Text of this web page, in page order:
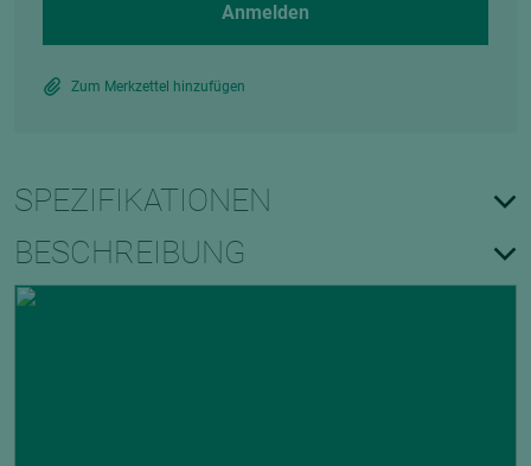
Anmelden
Zum Merkzettel hinzufügen
SPEZIFIKATIONEN
BESCHREIBUNG